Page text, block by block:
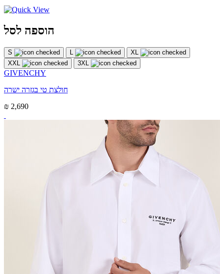
הוספה לסל
S L
XL
XXL
3XL
GIVENCHY
חולצת טי בגזרה ישרה
₪ 2,690